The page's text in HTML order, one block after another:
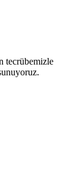
tecrübemizle